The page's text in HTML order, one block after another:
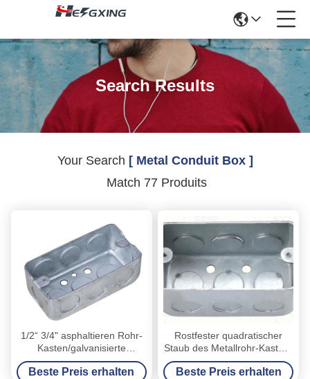
Search Results
Your Search [ Metal Conduit Box ]
Match 77 Produits
1/2“ 3/4" asphaltieren Rohr-
Kasten/galvanisierte
Stahlstärke des rohr-Kasten-
0.8-1.5mm
Beste Preis erhalten
Rostfester quadratischer
Staub des Metallrohr-Kasten-
2-1/8“ oder“ der Tiefen-1-1/2
beständig
Beste Preis erhalten